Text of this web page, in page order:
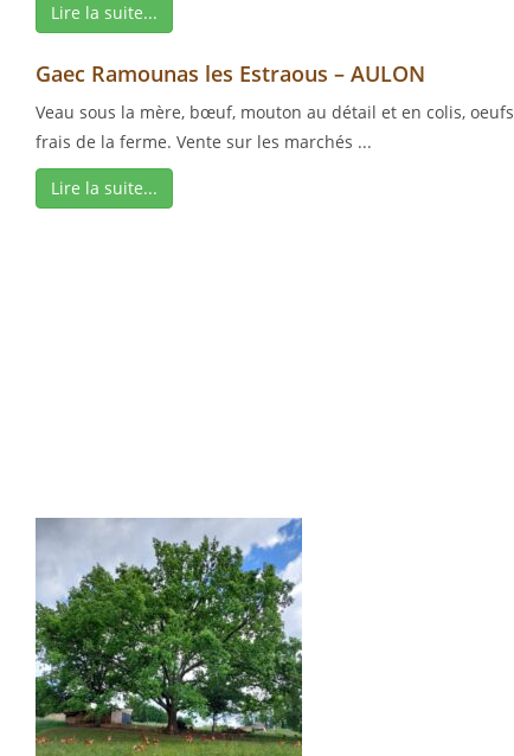
Lire la suite...
Gaec Ramounas les Estraous – AULON
Veau sous la mère, bœuf, mouton au détail et en colis, oeufs
frais de la ferme. Vente sur les marchés ...
Lire la suite...